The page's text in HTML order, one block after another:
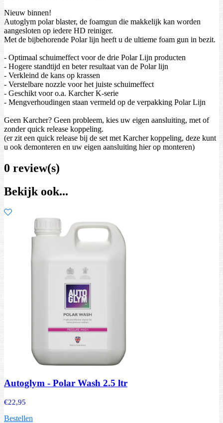
Nieuw binnen!
Autoglym polar blaster, de foamgun die makkelijk kan worden
aangesloten op iedere HD reiniger.
Met de bijbehorende Polar lijn heeft u de ultieme foam gun in bezit.
- Optimaal schuimeffect voor de drie Polar Lijn producten
- Hogere standtijd en beter resultaat van de Polar lijn
- Verkleind de kans op krassen
- Verstelbare nozzle voor het juiste schuimeffect
- Geschikt voor o.a. Karcher K-serie
- Mengverhoudingen staan vermeld op de verpakking Polar Lijn
Geen Karcher? Geen probleem, kies uw eigen aansluiting, met of
zonder quick release koppeling.
(er zit een quick release bij de set met Karcher koppeling, deze kunt
u ook demonteren en uw eigen aansluiting hier op monteren)
0 review(s)
Bekijk ook...
Autoglym - Polar Wash 2.5 ltr
€22,95
Bestellen